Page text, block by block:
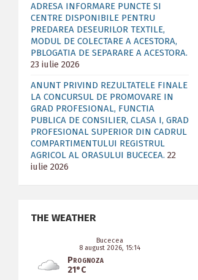
ADRESA INFORMARE PUNCTE SI
CENTRE DISPONIBILE PENTRU
PREDAREA DESEURILOR TEXTILE,
MODUL DE COLECTARE A ACESTORA,
PBLOGATIA DE SEPARARE A ACESTORA.
23 iulie 2026
ANUNT PRIVIND REZULTATELE FINALE
LA CONCURSUL DE PROMOVARE IN
GRAD PROFESIONAL, FUNCTIA
PUBLICA DE CONSILIER, CLASA I, GRAD
PROFESIONAL SUPERIOR DIN CADRUL
COMPARTIMENTULUI REGISTRUL
AGRICOL AL ORASULUI BUCECEA. 22
iulie 2026
THE WEATHER
Bucecea
8 august 2026, 15:14
Prognoza
21°C